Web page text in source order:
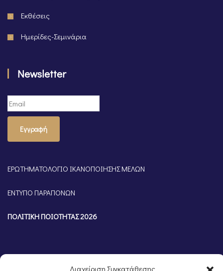
Διαχείριση Συγκατάθεσης
Εκθέσεις
Ημερίδες-Σεμινάρια
Newsletter
Εγγραφή
ΕΡΩΤΗΜΑΤΟΛΟΓΙΟ ΙΚΑΝΟΠΟΙΗΣΗΣ ΜΕΛΩΝ
ΕΝΤΥΠΟ ΠΑΡΑΠΟΝΩΝ
ΠΟΛΙΤΙΚΗ ΠΟΙΟΤΗΤΑΣ 2026